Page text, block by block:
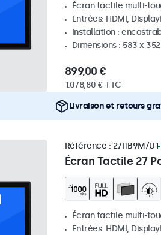
Écran tactile multi-
Entrées: HDMI,
Installation :
Dimensions : 583 x
899,00 €
1.078,80 € TTC
Livraison et retours
Écran Tactile 27
Référence : 27HB9M/U1
Écran tactile multi-
Entrées: HDMI,